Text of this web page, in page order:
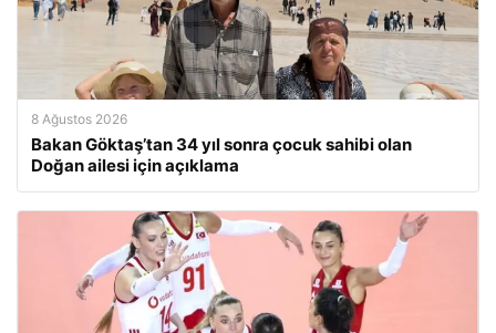
8 Ağustos 2026
Bakan Göktaş’tan 34 yıl sonra çocuk sahibi olan
Doğan ailesi için açıklama